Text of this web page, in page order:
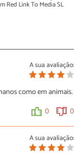
Red Link To Media SL
A sua avaliação:
como em animais.
0 0
A sua avaliação: